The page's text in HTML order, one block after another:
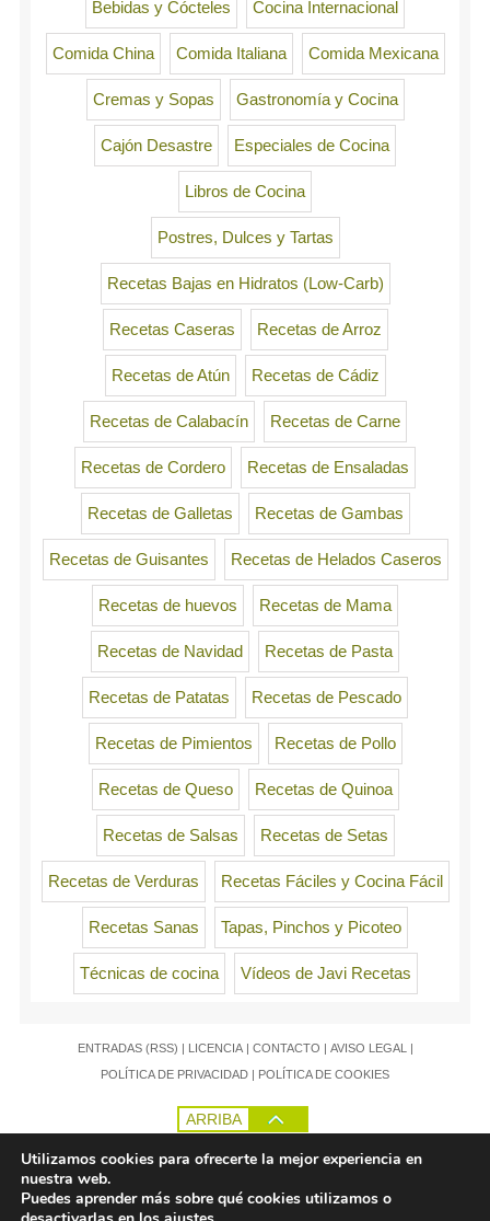
Bebidas y Cócteles Cocina Internacional
Comida China Comida Italiana Comida Mexicana
Cremas y Sopas Gastronomía y Cocina
Cajón Desastre Especiales de Cocina
Libros de Cocina
Postres, Dulces y Tartas
Recetas Bajas en Hidratos (Low-Carb)
Recetas Caseras Recetas de Arroz
Recetas de Atún Recetas de Cádiz
Recetas de Calabacín Recetas de Carne
Recetas de Cordero Recetas de Ensaladas
Recetas de Galletas Recetas de Gambas
Recetas de Guisantes Recetas de Helados Caseros
Recetas de huevos Recetas de Mama
Recetas de Navidad Recetas de Pasta
Recetas de Patatas Recetas de Pescado
Recetas de Pimientos Recetas de Pollo
Recetas de Queso Recetas de Quinoa
Recetas de Salsas Recetas de Setas
Recetas de Verduras Recetas Fáciles y Cocina Fácil
Recetas Sanas Tapas, Pinchos y Picoteo
Técnicas de cocina Vídeos de Javi Recetas
ENTRADAS (RSS) LICENCIA| CONTACTO AVISO LEGAL
POLÍTICA DE PRIVACIDAD
POLÍTICA DE COOKIES
ARRIBA
Utilizamos cookies para ofrecerte la mejor experiencia en
nuestra web.
Puedes aprender más sobre qué cookies utilizamos o